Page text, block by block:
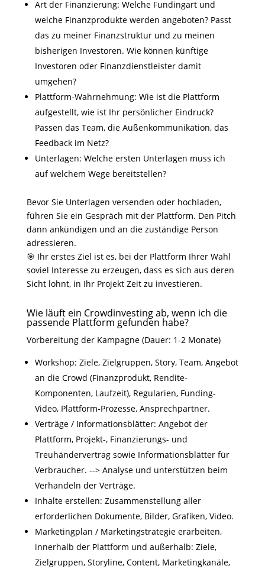
Art der Finanzierung: Welche Fundingart und
welche Finanzprodukte werden angeboten? Passt
das zu meiner Finanzstruktur und zu meinen
bisherigen Investoren. Wie können künftige
Investoren oder Finanzdienstleister damit
umgehen?
Plattform-Wahrnehmung: Wie ist die Plattform
aufgestellt, wie ist Ihr persönlicher Eindruck?
Passen das Team, die Außenkommunikation, das
Feedback im Netz?
Unterlagen: Welche ersten Unterlagen muss ich
auf welchem Wege bereitstellen?
Bevor Sie Unterlagen versenden oder hochladen,
führen Sie ein Gespräch mit der Plattform. Den Pitch
dann ankündigen und an die zuständige Person
adressieren.
🎯 Ihr erstes Ziel ist es, bei der Plattform Ihrer Wahl
soviel Interesse zu erzeugen, dass es sich aus deren
Sicht lohnt, in Ihr Projekt Zeit zu investieren.
Wie läuft ein Crowdinvesting ab, wenn ich die
passende Plattform gefunden habe?
Vorbereitung der Kampagne (Dauer: 1-2 Monate)
Workshop: Ziele, Zielgruppen, Story, Team, Angebot
an die Crowd (Finanzprodukt, Rendite-
Komponenten, Laufzeit), Regularien, Funding-
Video, Plattform-Prozesse, Ansprechpartner.
Verträge / Informationsblätter: Angebot der
Plattform, Projekt-, Finanzierungs- und
Treuhändervertrag sowie Informationsblätter für
Verbraucher. --> Analyse und unterstützen beim
Verhandeln der Verträge.
Inhalte erstellen: Zusammenstellung aller
erforderlichen Dokumente, Bilder, Grafiken, Video.
Marketingplan / Marketingstrategie erarbeiten,
innerhalb der Plattform und außerhalb: Ziele,
Zielgruppen, Storyline, Content, Marketingkanäle,